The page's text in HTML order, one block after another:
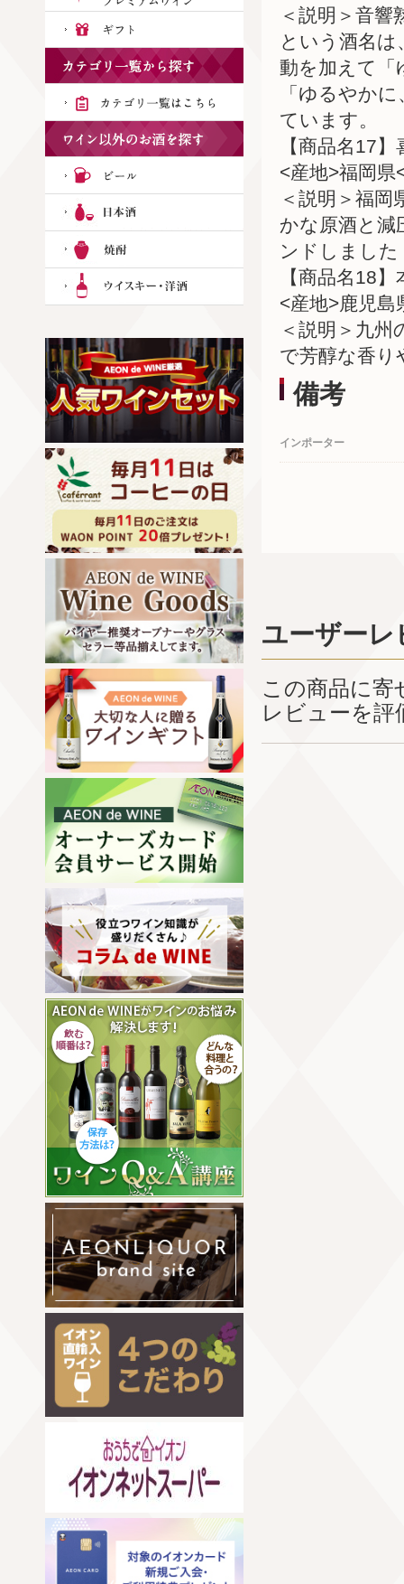
＜説明＞音
という酒名は
動を加えて「
「ゆるやか
ています。
【商品名17
<産地>福岡
＜説明＞福
かな原酒と
ンドしました
【商品名18
<産地>鹿児
＜説明＞九
で芳醇な香り
備考
インポーター
ユーザーレ
この商品に
レビューを評